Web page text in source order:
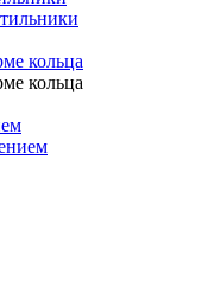
кольца
кольца